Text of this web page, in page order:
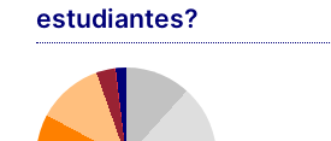
estudiantes?